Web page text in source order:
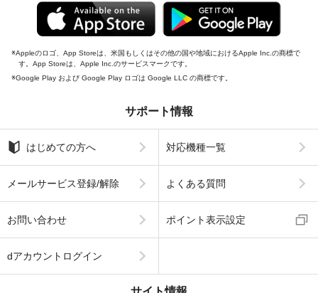
Appleのロゴ、App Storeは、米国もしくはその他の国や地域におけるApple Inc.の商標で
す。App Storeは、Apple Inc.のサービスマークです。
Google Play および Google Play ロゴは Google LLC の商標です。
サポート情報
はじめての方へ 対応機種一覧
メールサービス登録/解除 よくある質問
お問い合わせ ポイント表示設定
dアカウントログイン